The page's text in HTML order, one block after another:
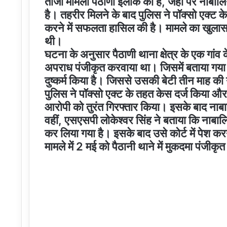
है। तहरीर मिलने के बाद पुलिस ने पॉक्सो एक्ट
करने में सफलता हासिल की है। मामले का
थी।
घटना के अनुसार पैठाणी थाना क्षेत्र के एक
अपराध पंजीकृत करवाया था। जिसमें बताया
दुष्कर्म किया है। जिससे उसकी बेटी तीन माह की
पुलिस ने पॉक्सो एक्ट के तहत केस दर्ज किया
आरोपी को तुरंत गिरफ्तार किया। इसके बाद
वहीं, एसएसपी लोकेश्वर सिंह ने बताया कि
कर लिया गया है। इसके बाद उसे कोर्ट में पेश
मामले में 2 मई को पैठानी थाने में मुकदमा पंजीकृत